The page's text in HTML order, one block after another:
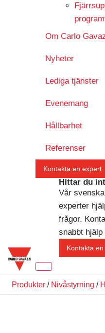
Om Carlo
Nyheter
Lediga tjänster
Evenemang
Hållbarhet
Referenser
Kontakta en expert
Hittar du
Vår
experter
frågor.
snabbt
Kontakta
Produkter / Nivåstyrning /